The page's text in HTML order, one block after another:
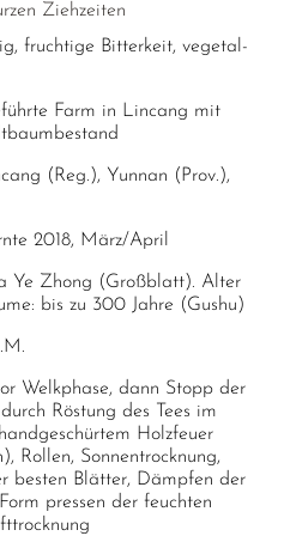
Ziehzeiten
fruchtige Bitterkeit, vegetal-
Farm in Lincang mit
(Reg.), Yunnan (Prov.),
2018, März/April
Ye Zhong (Großblatt). Alter
bis zu 300 Jahre (Gushu)
Welkphase, dann Stopp der
Röstung des Tees im
Holzfeuer
Rollen, Sonnentrocknung,
besten Blätter, Dämpfen der
pressen der feuchten